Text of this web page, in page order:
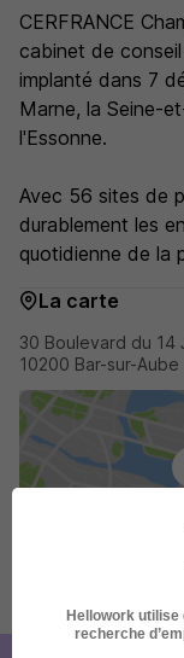
CERFRANCE
cabinet de
implanté dans 7
Marne, la Seine-
l'Essonne.
Avec 56 sites de
durablement les
quotidienne de la
La carte
30 Boulevard du 14
10200 Bar-sur-Aube
Publiée le 22/07/2026
Hellowork
recherche